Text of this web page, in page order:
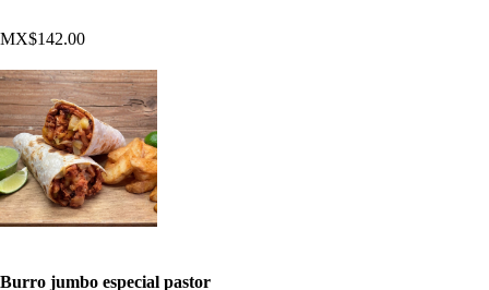
MX$142.00
Burro jumbo especial pastor